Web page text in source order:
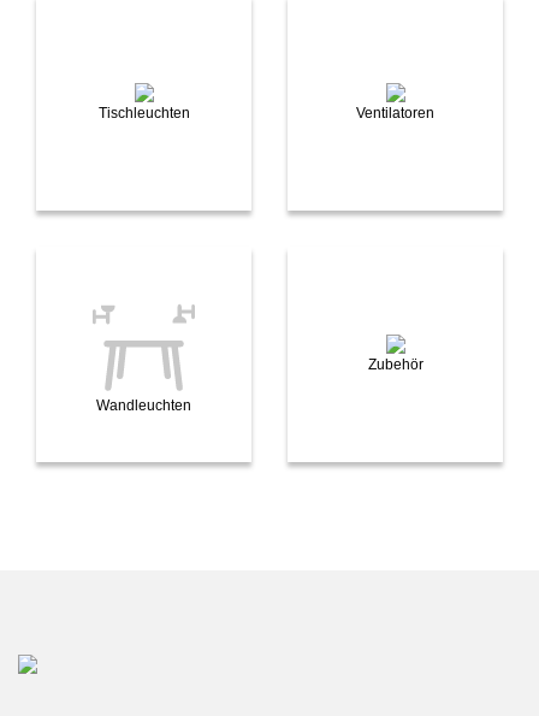
Tischleuchten Ventilatoren
Wandleuchten
Zubehör